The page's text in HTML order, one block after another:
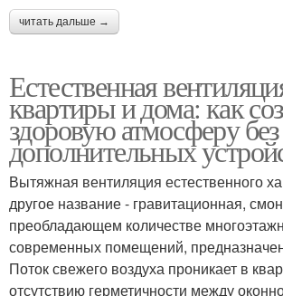
читать дальше →
Естественная
квартиры и дома: как
здоровую атмосферу без
дополнительных
Вытяжная вентиляция естественного
другое название - гравитационная,
преобладающем количестве
современных помещений,
Поток свежего воздуха проникает в
отсутствию герметичности между